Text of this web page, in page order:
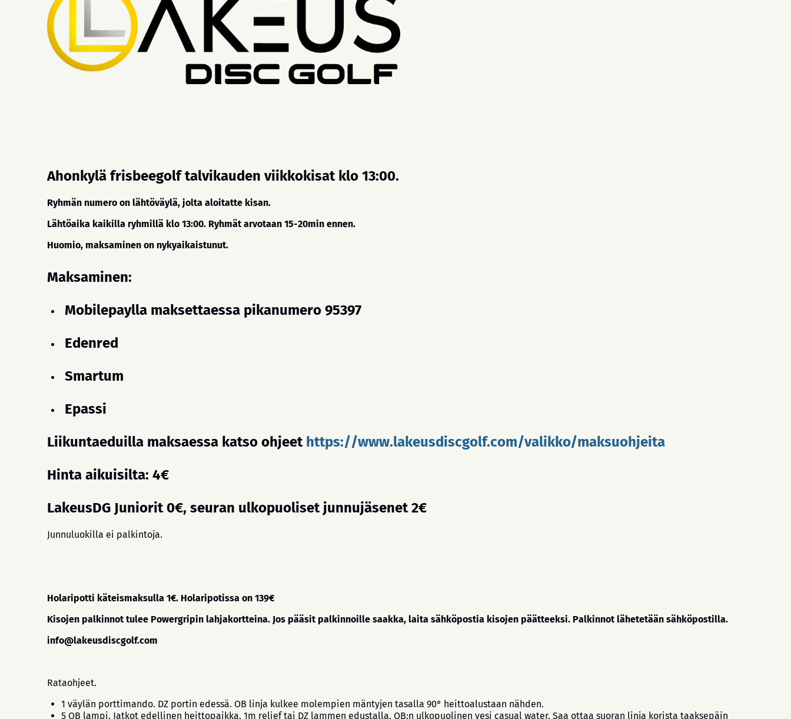
Ahonkylä frisbeegolf talvikauden viikkokisat klo 13:00.
Ryhmän numero on lähtöväylä, jolta aloitatte kisan.
Lähtöaika kaikilla ryhmillä klo 13:00. Ryhmät arvotaan 15-20min ennen.
Huomio, maksaminen on nykyaikaistunut.
Maksaminen:
Mobilepaylla maksettaessa pikanumero 95397
Edenred
Smartum
Epassi
Liikuntaeduilla maksaessa katso ohjeet https://www.lakeusdiscgolf.com/valikko/maksuohjeita
Hinta aikuisilta: 4€
LakeusDG Juniorit 0€, seuran ulkopuoliset junnujäsenet 2€
Junnuluokilla ei palkintoja.
Holaripotti käteismaksulla 1€. Holaripotissa on 139€
Kisojen palkinnot tulee Powergripin lahjakortteina. Jos pääsit palkinnoille saakka, laita sähköpostia kisojen päätteeksi. Palkinnot lähetetään sähköpostilla.
info@lakeusdiscgolf.com
Rataohjeet.
1 väylän porttimando. DZ portin edessä. OB linja kulkee molempien mäntyjen tasalla 90° heittoalustaan nähden.
5 OB lampi. Jatkot edellinen heittopaikka, 1m relief tai DZ lammen edustalla. OB:n ulkopuolinen vesi casual water. Saa ottaa suoran linja korista taaksepäin